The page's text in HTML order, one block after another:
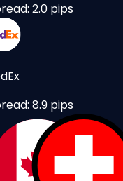
2.0 pips
8.9 pips